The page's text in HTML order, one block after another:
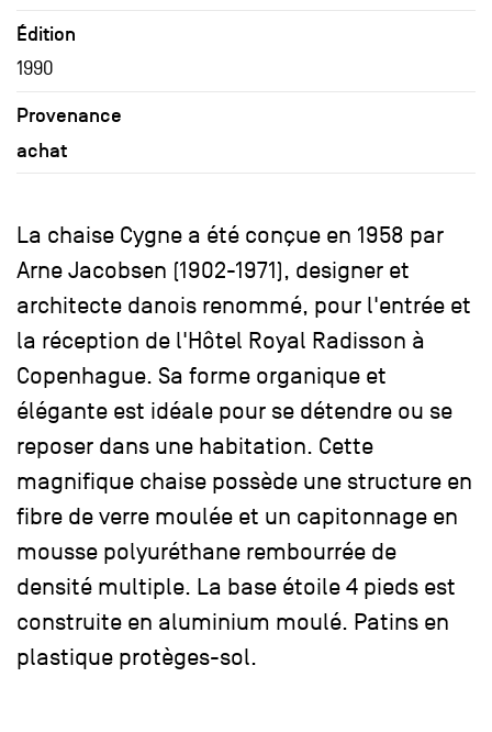
Édition
1990
Provenance
achat
La chaise Cygne a été conçue en 1958 par
Arne Jacobsen (1902-1971), designer et
architecte danois renommé, pour l'entrée et
la réception de l'Hôtel Royal Radisson à
Copenhague. Sa forme organique et
élégante est idéale pour se détendre ou se
reposer dans une habitation. Cette
magnifique chaise possède une structure en
fibre de verre moulée et un capitonnage en
mousse polyuréthane rembourrée de
densité multiple. La base étoile 4 pieds est
construite en aluminium moulé. Patins en
plastique protèges-sol.